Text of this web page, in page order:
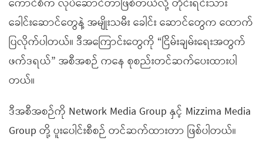
ကောင်စီက လုပ်ဆောင်တာဖြစ်တယ်လို့ တိုင်းရင်းသား
ခေါင်းဆောင်တွေနဲ့ အမျိုးသမီး ခေါင်း ဆောင်တွေက ထောက်
ပြလိုက်ပါတယ်။ ဒီအကြောင်းတွေကို “ငြိမ်းချမ်းရေးအတွက်
ဖက်ဒရယ်” အစီအစဉ် ကနေ စုစည်းတင်ဆက်ပေးထားပါ
တယ်။
ဒီအစီအစဉ်ကို Network Media Group နှင့် Mizzima Media
Group တို့ ပူးပေါင်းစီစဉ် တင်ဆက်ထားတာ ဖြစ်ပါတယ်။